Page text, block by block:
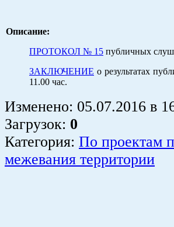
Описание:
ПРОТОКОЛ № 15 публичных
ЗАКЛЮЧЕНИЕ о результатах
11.00 час.
Изменено: 05.07.2016 в
Загрузок: 0
Категория: По проектам
межевания территории